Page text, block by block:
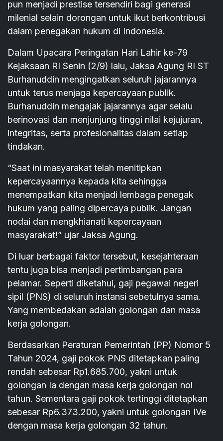
pun menjadi prestise tersendiri bagi generasi
milenial selain dorongan untuk ikut berkontribusi
dalam penegakan hukum di Indonesia.
Dalam Upacara Peringatan Hari Lahir ke-79
Kejaksaan RI Senin (2/9) lalu, Jaksa Agung RI ST
Burhanuddin mengingatkan seluruh jajarannya
untuk terus menjaga kepercayaan publik.
Burhanuddin mengajak jajarannya agar selalu
berinovasi dan menjunjung tinggi nilai kejujuran,
integritas, serta profesionalitas dalam setiap
tindakan.
“Saat ini masyarakat telah menitipkan
kepercayaannya kepada kita sehingga
menempatkan kita menjadi lembaga penegak
hukum yang paling dipercaya publik. Jangan
nodai dan mengkhianati kepercayaan
masyarakat!” ujar Jaksa Agung.
Di luar berbagai faktor tersebut, kesejahteraan
tentu juga bisa menjadi pertimbangan para
pelamar. Seperti diketahui, gaji pegawai negeri
sipil (PNS) di seluruh instansi sebetulnya sama.
Yang membedakan adalah golongan dan masa
kerja golongan.
Berdasarkan Peraturan Pemerintah (PP) Nomor 5
Tahun 2024, gaji pokok PNS ditetapkan paling
rendah sebesar Rp1.685.700, yakni untuk
golongan Ia dengan masa kerja golongan nol
tahun. Sementara gaji pokok tertinggi ditetapkan
sebesar Rp6.373.200, yakni untuk golongan IVe
dengan masa kerja golongan 32 tahun.